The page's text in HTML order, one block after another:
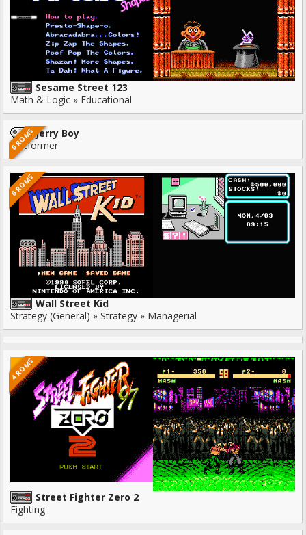
Sesame Street 123
Math & Logic » Educational
6 ROMSJerry Boy
Platformer
6 ROMS
Wall Street Kid
Strategy (General) » Strategy » Managerial
4 ROMS
Street Fighter Zero 2
Fighting